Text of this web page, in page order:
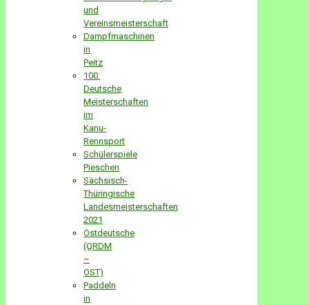
und
Vereinsmeisterschaft
Dampfmaschinen
in
Peitz
100.
Deutsche
Meisterschaften
im
Kanu-
Rennsport
Schülerspiele
Pieschen
Sächsisch-
Thüringische
Landesmeisterschaften
2021
Ostdeutsche
(QRDM
–
OST)
Paddeln
in